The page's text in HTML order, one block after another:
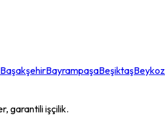
BaşakşehirBayrampaşaBeşiktaşBeykoz
garantili işçilik.